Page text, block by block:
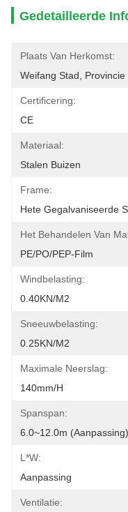
Gedetailleerde
Plaats Van Herkomst:
Weifang Stad,
Certificering:
CE
Materiaal:
Stalen Buizen
Frame:
Hete Gegalvaniseerde
Het Behandelen Van
PE/PO/PEP-Film
Windbelasting:
0.40KN/m2
Sneeuwbelasting:
0.25KN/m2
Maximale Neerslag:
140mm/h
Spanspan:
6.0~12.0m (aanpassing)
L*W:
Aanpassing
Ventilatie: